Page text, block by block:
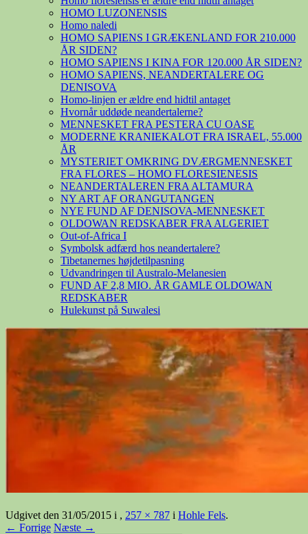
HOMO LUZONENSIS
Homo naledi
HOMO SAPIENS I GRÆKENLAND FOR 210.000
ÅR SIDEN?
HOMO SAPIENS I KINA FOR 120.000 ÅR SIDEN?
HOMO SAPIENS, NEANDERTALERE OG
DENISOVA
Homo-linjen er ældre end hidtil antaget
Hvornår uddøde neandertalerne?
MENNESKET FRA PESTERA CU OASE
MODERNE KRANIEKALOT FRA ISRAEL, 55.000
ÅR
MYSTERIET OMKRING DVÆRGMENNESKET
FRA FLORES – HOMO FLORESIENESIS
NEANDERTALEREN FRA ALTAMURA
NY ART AF ORANGUTANGEN
NYE FUND AF DENISOVA-MENNESKET
OLDOWAN REDSKABER FRA ALGERIET
Out-of-Africa I
Symbolsk adfærd hos neandertalere?
Tibetanernes højdetilpasning
Udvandringen til Australo-Melanesien
FUND AF 2,8 MIO. ÅR GAMLE OLDOWAN
REDSKABER
Hulekunst på Suwalesi
Udgivet den 31/05/2015 i , 257 × 787 i Hohle Fels.
← Forrige Næste →